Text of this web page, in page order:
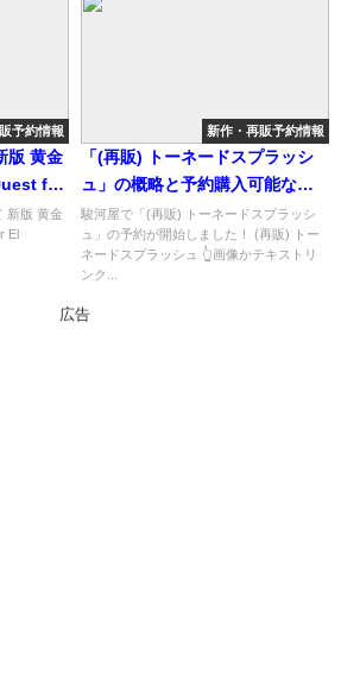
予約情報
版 黄金
for
入可
新版 黄金
El
新作・再販予約情報
「(再販) トーネードスプラッシ
ュ」の概略と予約購入可能なシ
ョップ紹介！
駿河屋で「(再販) トーネードスプラッシ
ュ」の予約が開始しました！ (再販) トー
ネードスプラッシュ 👆画像かテキストリ
ンク...
広告